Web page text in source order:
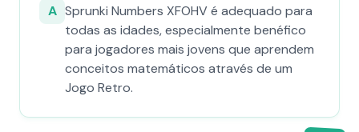
A Sprunki Numbers XFOHV é adequado para
todas as idades, especialmente benéfico
para jogadores mais jovens que aprendem
conceitos matemáticos através de um
Jogo Retro.